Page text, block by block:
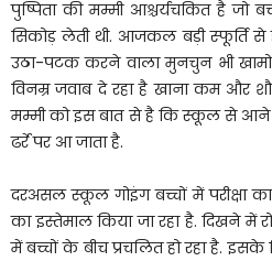
पुष्पिता की मम्मी आश्चर्यचकित है
सिकोड़ लेती थी. आजकल बड़ी स्फूर्ति से
उठा-पटक करने वाला मुनचुन भी
विनम्र जवाब दे रहा है खाना कम और
मम्मी को इस बात से है कि स्कूल से आने
ढर्रे पर आ जाता है.
दरअसल स्कूल गोइंग बच्चों में परीक्षा
का इस्तेमाल किया जा रहा है. दिखने में
में बच्चों के बीच प्रचलित हो रहा है. इसके